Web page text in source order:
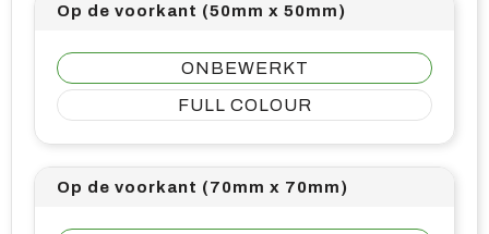
Op de voorkant (50mm x 50mm)
ONBEWERKT
FULL COLOUR
Op de voorkant (70mm x 70mm)